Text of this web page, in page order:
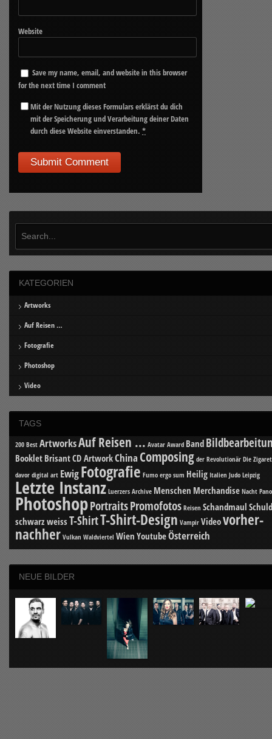
Website
Save my name, email, and website in this browser
for the next time I comment
Mit der Nutzung dieses Formulars erklärst du dich
mit der Speicherung und Verarbeitung deiner Daten
durch diese Website einverstanden.*
KATEGORIEN
Artworks
Auf Reisen …
Fotografie
Photoshop
Video
TAGS
200 Best ArtworksAuf Reisen ... Avatar Award Band
Booklet BrisantCD ArtworkChinaComposing der Revolutionär Die
davor digital art EwigFotografie Fumo ergo sum Heilig Italien Judo Leipzig
Letzte Instanz Luerzers Archive Menschen Merchandise Nacht
PhotoshopPortraitsPromofotos Reisen Schandmaul
schwarz weissT-ShirtT-Shirt-Design Vampir Videovorher-
nachher Vulkan Waldviertel Wien YoutubeÖsterreich
NEUE BILDER